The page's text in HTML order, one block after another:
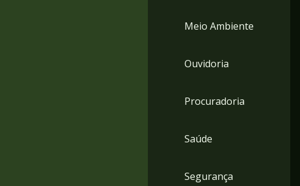
Meio Ambiente
Ouvidoria
Procuradoria
Saúde
Segurança